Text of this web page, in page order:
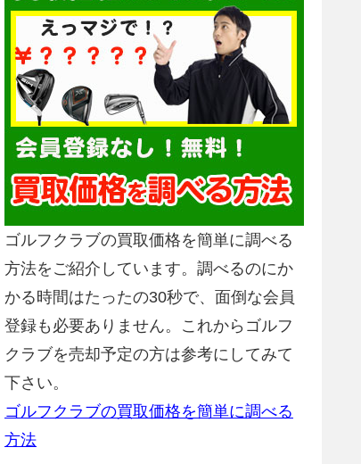
ゴルフクラブの買取価格を簡単に調べる
方法をご紹介しています。調べるのにか
かる時間はたったの30秒で、面倒な会員
登録も必要ありません。これからゴルフ
クラブを売却予定の方は参考にしてみて
下さい。
ゴルフクラブの買取価格を簡単に調べる
方法